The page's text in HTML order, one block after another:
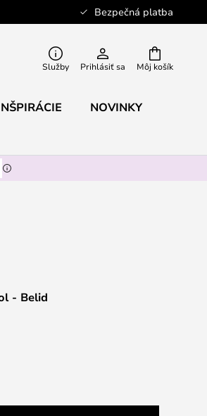
Bezpečná platba
Môj košík
Služby Prihlásiť sa
NOVINKY
- Belid